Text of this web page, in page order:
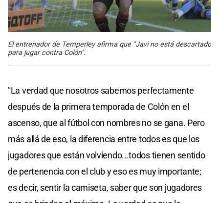
El entrenador de Temperley afirma que "Javi no está descartado
para jugar contra Colón".
"La verdad que nosotros sabemos perfectamente
después de la primera temporada de Colón en el
ascenso, que al fútbol con nombres no se gana. Pero
más allá de eso, la diferencia entre todos es que los
jugadores que están volviendo...todos tienen sentido
de pertenencia con el club y eso es muy importante;
es decir, sentir la camiseta, saber que son jugadores